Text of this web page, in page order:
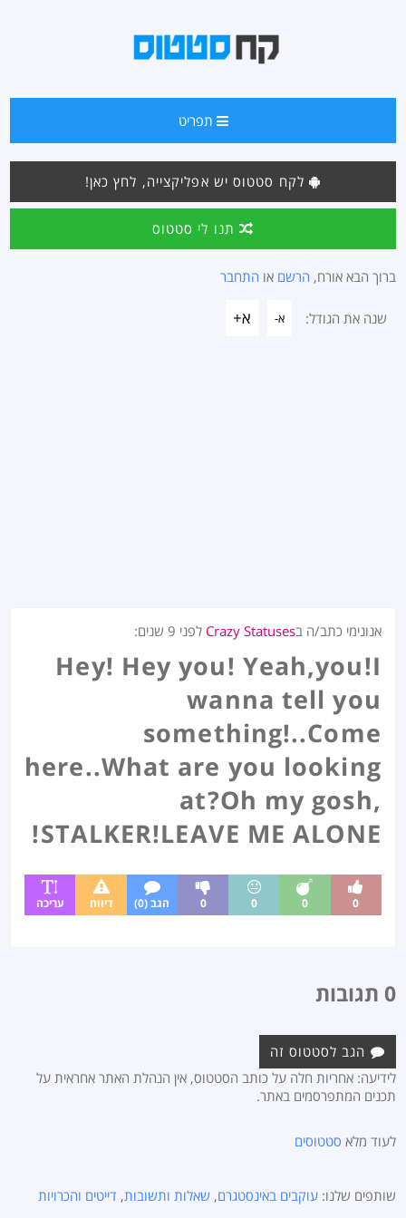
תפריט
לקח סטטוס יש אפליקצייה, לחץ כאן!
תנו לי סטטוס
ברוך הבא אורח, הרשם או התחבר
שנה את הגודל: א- א+
אנונימי כתב/ה בCrazy Statuses לפני 9 שנים :
Hey! Hey you! Yeah,you!I
wanna tell you
something!..Come
here..What are you looking
at?Oh my gosh,
STALKER!LEAVE ME ALONE!
0
0
0
0 הגב (0) דיווח עריכה
0 תגובות
הגב לסטטוס זה
לידיעה: אחריות חלה על כותב הסטטוס, אין הנהלת האתר אחראית על
תכנים המתפרסמים באתר.
לעוד מלא סטטוסים
שותפים שלנו:עוקבים באינסטגרם, שאלות ותשובות, דייטים והכרויות